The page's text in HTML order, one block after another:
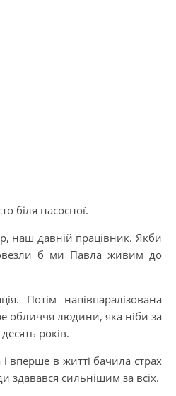
біля насосної.
наш давній працівник. Якби
б ми Павла живим до
Потім напівпаралізована
обличчя людини, яка ніби за
років.
і вперше в житті бачила страх
здавався сильнішим за всіх.